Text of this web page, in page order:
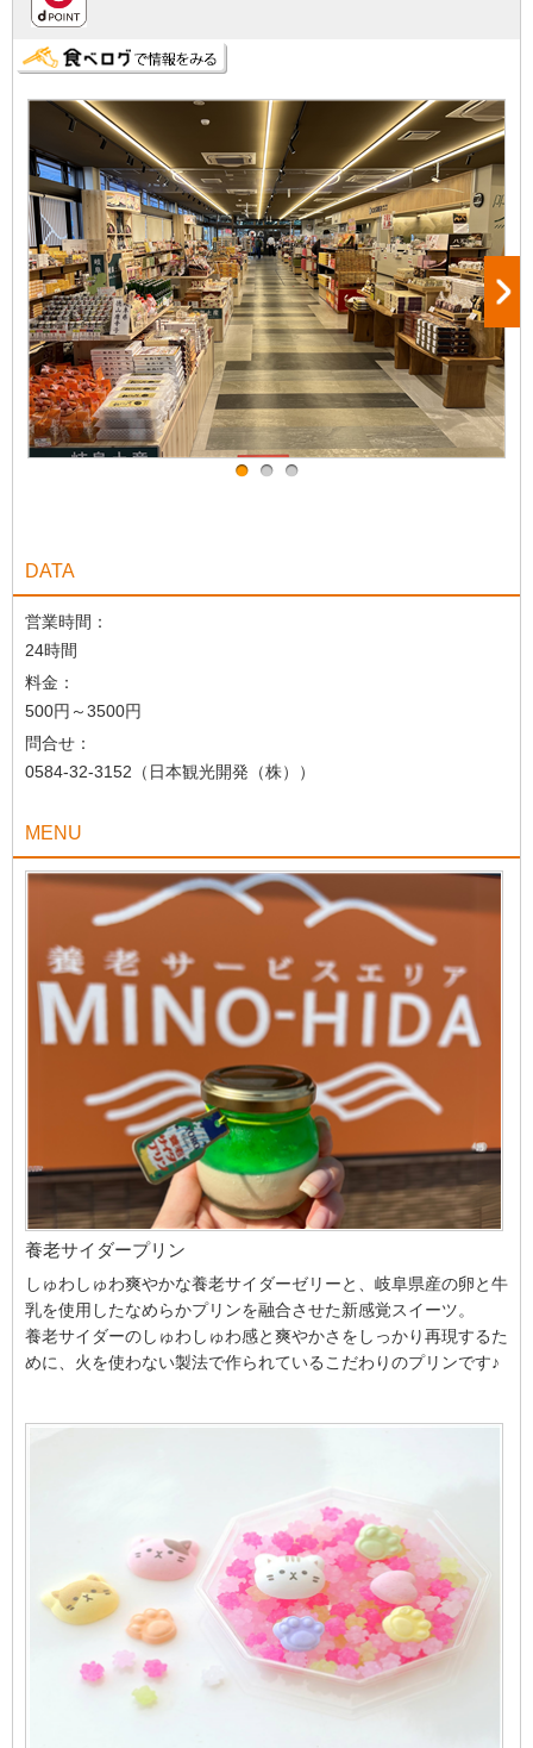
DATA
営業時間：
24時間
料金：
500円～3500円
問合せ：
0584-32-3152（日本観光開発（株））
MENU
養老サイダープリン
しゅわしゅわ爽やかな養老サイダーゼリーと、岐阜県産の卵と牛
乳を使用したなめらかプリンを融合させた新感覚スイーツ。
養老サイダーのしゅわしゅわ感と爽やかさをしっかり再現するた
めに、火を使わない製法で作られているこだわりのプリンです♪